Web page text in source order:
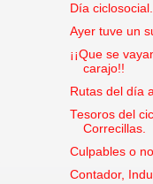
Día ciclosocial.
Ayer tuve un
¡¡Que se
carajo!!
Rutas del día
Tesoros del
Correcillas.
Culpables o
Contador,